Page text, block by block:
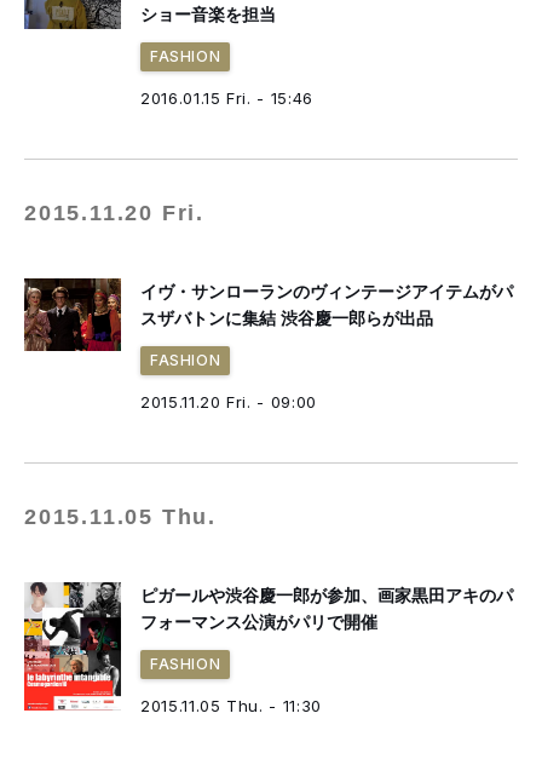
ショー音楽を担当
FASHION
2016.01.15 Fri. - 15:46
2015.11.20 Fri.
イヴ・サンローランのヴィンテージアイテムがパ
スザバトンに集結 渋谷慶一郎らが出品
FASHION
2015.11.20 Fri. - 09:00
2015.11.05 Thu.
ピガールや渋谷慶一郎が参加、画家黒田アキのパ
フォーマンス公演がパリで開催
FASHION
2015.11.05 Thu. - 11:30